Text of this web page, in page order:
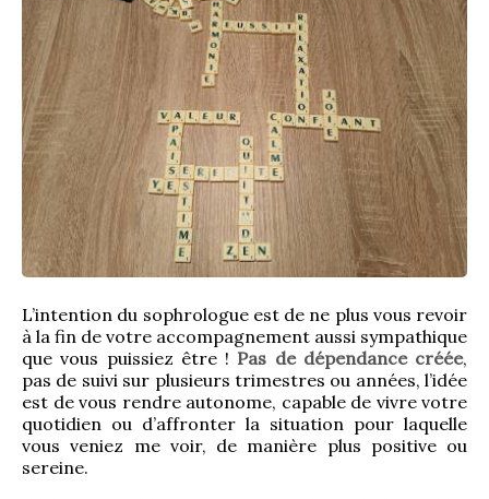
L’intention du sophrologue est de ne plus vous revoir
à la fin de votre accompagnement aussi sympathique
que vous puissiez être ! Pas de dépendance créée,
pas de suivi sur plusieurs trimestres ou années, l’idée
est de vous rendre autonome, capable de vivre votre
quotidien ou d’affronter la situation pour laquelle
vous veniez me voir, de manière plus positive ou
sereine.